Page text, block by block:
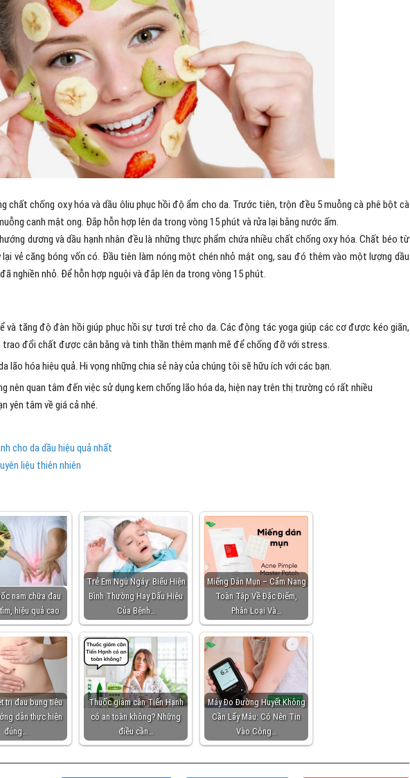
chất chống oxy hóa và dầu ôliu phục hồi độ ẩm cho da. Trước tiên, trộn đều 5 muỗng cà phê bột cà
canh mật ong. Đắp hỗn hợp lên da trong vòng 15 phút và rửa lại bằng nước ấm.
dương và dầu hạnh nhân đều là những thực phẩm chứa nhiều chất chống oxy hóa. Chất béo từ
lại vẻ căng bóng vốn có. Đầu tiên làm nóng một chén nhỏ mật ong, sau đó thêm vào một lượng dầu
nghiền nhỏ. Để hỗn hợp nguội và đắp lên da trong vòng 15 phút.
và tăng độ đàn hồi giúp phục hồi sự tươi trẻ cho da. Các động tác yoga giúp các cơ được kéo giãn,
đổi chất được cân bằng và tinh thần thêm mạnh mẽ để chống đỡ với stress.
lão hóa hiệu quả. Hi vọng những chia sẻ này của chúng tôi sẽ hữu ích với các bạn.
nên quan tâm đến việc sử dụng kem chống lão hóa da, hiện nay trên thị trường có rất nhiều
yên tâm về giá cả nhé.
cho da dầu hiệu quả nhất
liệu thiên nhiên
nam chữa đau
hiệu quả cao
Trẻ Em Ngủ Ngáy: Biểu Hiện
Bình Thường Hay Dấu Hiệu
Của Bệnh…
Miếng Dán Mụn – Cẩm Nang
Toàn Tập Về Đặc Điểm,
Phân Loại Và…
trị đau bụng tiêu
dẫn thực hiện
đúng…
Thuốc giảm cân Tiến Hạnh
có an toàn không? Những
điều cần…
Máy Đo Đường Huyết Không
Cần Lấy Máu: Có Nên Tin
Vào Công…